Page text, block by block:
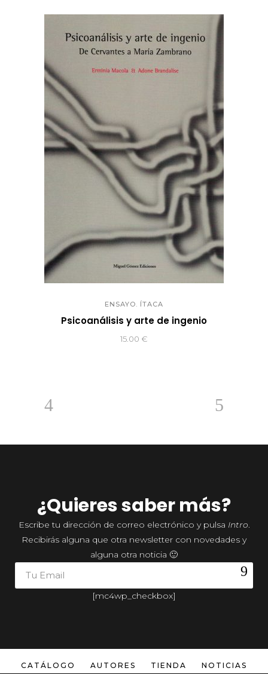
ENSAYO. ÍTACA
Psicoanálisis y arte de ingenio
15.00 €
¿Quieres saber más?
Escribe tu dirección de correo electrónico y pulsa Intro.
Recibirás alguna que otra newsletter con novedades y
alguna otra noticia 🙂
[mc4wp_checkbox]
CATÁLOGO AUTORES TIENDA NOTICIAS